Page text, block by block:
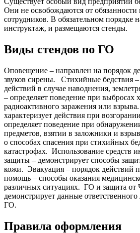
Они не освобождаются от
сотрудников. В обязательном порядке
инструктаж, и размещаются стенды.
Виды стендов по ГО
Оповещение – направлен на порядок
звуков сирены.
Стихийные бедствия –
действий в случае наводнения,
– определяет поведение при выбросах
радиоактивного заражения или взрыва.
характеризует действия при
определяет поведение при
предметов, взятии в заложники и
о способах спасения при стихийных
катастрофах. Использование средств
защиты – демонстрирует способы
кожи. Эвакуация – порядок действий
помощь – способы оказания
различных ситуациях. ГО и защита от
демонстрирует данные ответственного
ГО.
Правила оформления